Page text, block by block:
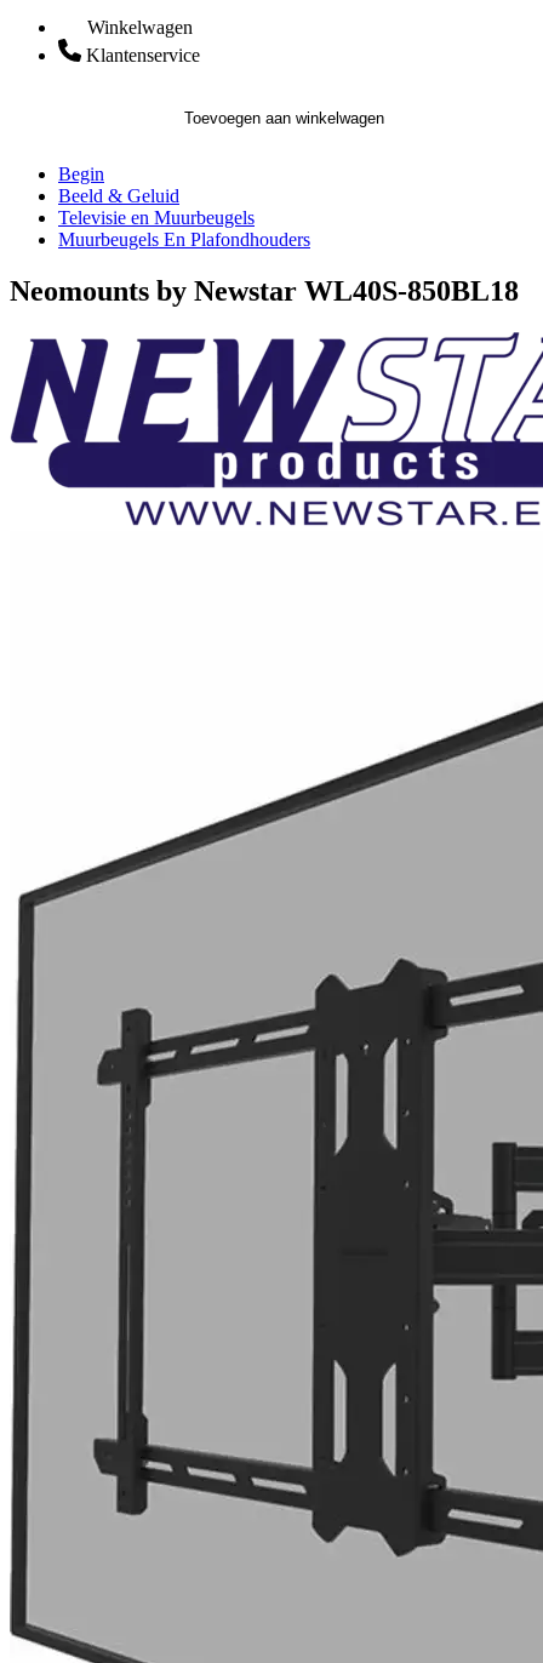
Winkelwagen
Klantenservice
Toevoegen aan winkelwagen
Begin
Beeld & Geluid
Televisie en Muurbeugels
Muurbeugels En Plafondhouders
Neomounts by Newstar WL40S-850BL18